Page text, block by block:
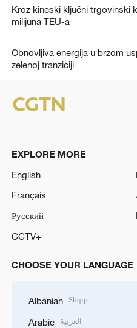
Kroz kineski ključni trgovinski
milijuna TEU-a
Obnovljiva energija u brzom
zelenoj tranziciji
EXPLORE MORE
English
Français
Русский
CCTV+
CHOOSE YOUR LANGUAGE
Albanian Shqip
Arabic العربية